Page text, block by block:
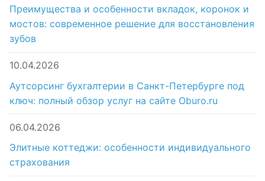
Преимущества и особенности вкладок, коронок и
мостов: современное решение для восстановления
зубов
10.04.2026
Аутсорсинг бухгалтерии в Санкт-Петербурге под
ключ: полный обзор услуг на сайте Oburo.ru
06.04.2026
Элитные коттеджи: особенности индивидуального
страхования